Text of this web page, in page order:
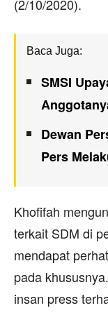
(2/10/2020).
Baca Juga:
SMSI
Dewan
Pers
Khofifah
terkait SDM di
mendapat
pada
insan press